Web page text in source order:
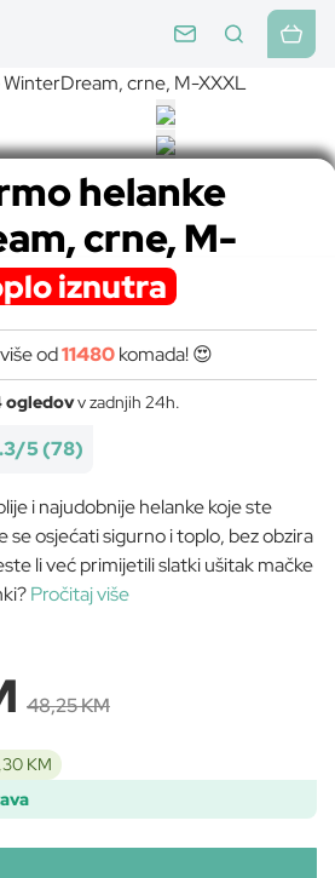
ogledovv zadnjih 24h.
helanke
crne, M-
iznutra
5(78)
i najudobnije helanke koje ste
se osjećati sigurno i toplo, bez obzira
li već primijetili slatki ušitak mačke
Pročitaj više
od11480komada! 😍
48,25 KM
KM